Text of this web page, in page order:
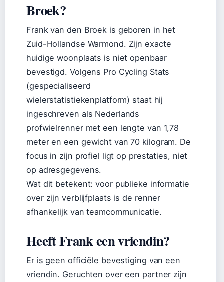
Broek?
Frank van den Broek is geboren in het
Zuid-Hollandse Warmond. Zijn exacte
huidige woonplaats is niet openbaar
bevestigd. Volgens Pro Cycling Stats
(gespecialiseerd
wielerstatistiekenplatform) staat hij
ingeschreven als Nederlands
profwielrenner met een lengte van 1,78
meter en een gewicht van 70 kilogram. De
focus in zijn profiel ligt op prestaties, niet
op adresgegevens.
Wat dit betekent: voor publieke informatie
over zijn verblijfplaats is de renner
afhankelijk van teamcommunicatie.
Heeft Frank een vriendin?
Er is geen officiële bevestiging van een
vriendin. Geruchten over een partner zijn